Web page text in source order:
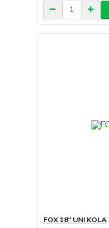
FOX 18" UNI KOLA